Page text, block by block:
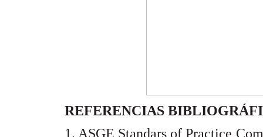
REFERENCIAS
1. ASGE Standars of Practice